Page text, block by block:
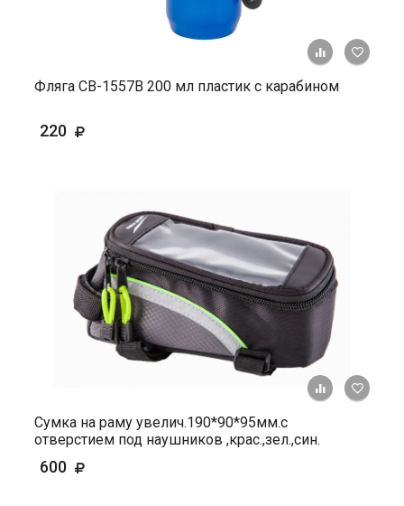
+ К
Фляга СВ-1557В 200 мл пластик с карабином
220
+ К
Сумка на раму увелич.190*90*95мм.с
отверстием под наушников ,крас.,зел.,син.
600